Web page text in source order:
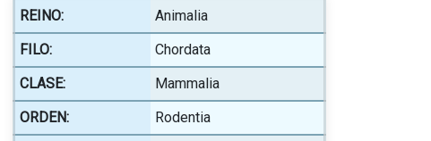
REINO:
Animalia
FILO:
Chordata
CLASE:
Mammalia
ORDEN:
Rodentia